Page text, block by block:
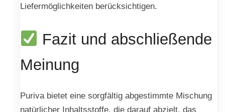
Liefermöglichkeiten berücksichtigen.
Fazit und abschließende
Meinung
Puriva bietet eine sorgfältig abgestimmte Mischung
natürlicher Inhaltsstoffe, die darauf abzielt, das